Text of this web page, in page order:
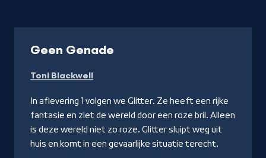
Geen Genade
YouTube
Toni Blackwell
In aflevering 1 volgen we Glitter. Ze heeft een rijke
fantasie en ziet de wereld door een roze bril. Alleen
is deze wereld niet zo roze. Glitter sluipt weg uit
huis en komt in een gevaarlijke situatie terecht.